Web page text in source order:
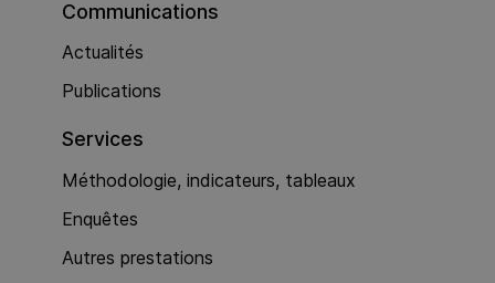
Communications
Actualités
Publications
Services
Méthodologie, indicateurs, tableaux
Enquêtes
Autres prestations